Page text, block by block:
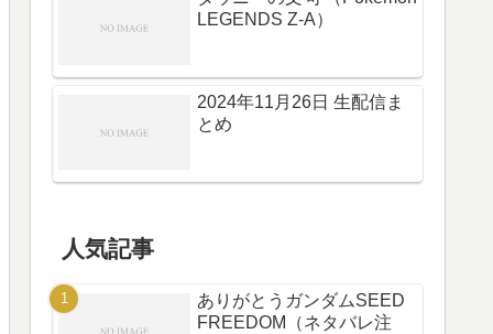
LEGENDS Z-A）
2024年11月26日 生配信ま
とめ
人気記事
ありがとうガンダムSEED
FREEDOM（ネタバレ注